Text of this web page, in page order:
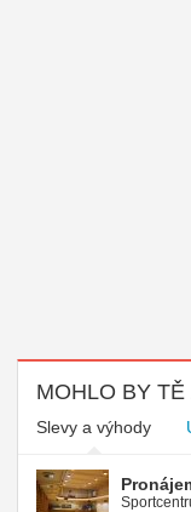
MOHLO BY TĚ
Slevy a výhody